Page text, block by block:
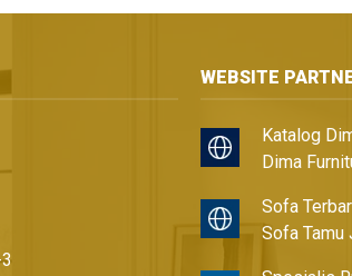
WEBSITE
Katalog
Dima
Sofa
Sofa Tamu